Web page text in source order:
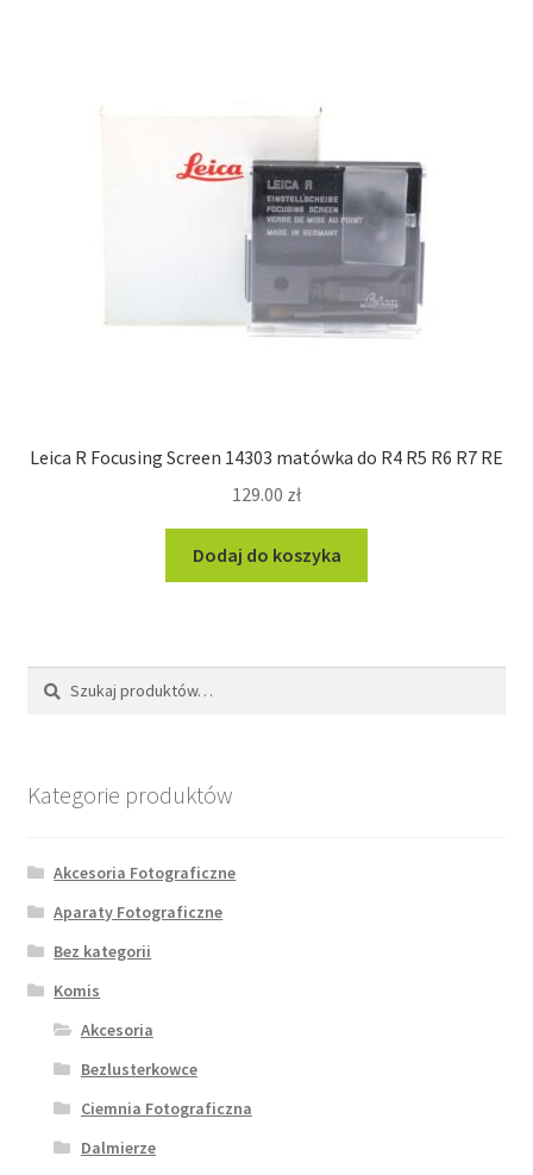
Leica R Focusing Screen 14303 matówka do R4 R5 R6 R7 RE
129.00 zł
Dodaj do koszyka
Szukaj:
Szukaj
Kategorie produktów
Akcesoria Fotograficzne
Aparaty Fotograficzne
Bez kategorii
Komis
Akcesoria
Bezlusterkowce
Ciemnia Fotograficzna
Dalmierze